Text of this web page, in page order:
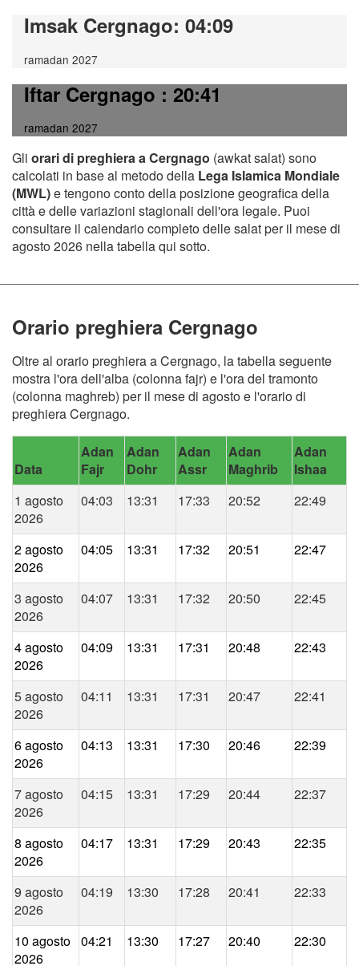
Imsak Cergnago: 04:09
ramadan 2027
Iftar Cergnago: 20:41
ramadan 2027
Gli orari di preghiera a Cergnago (awkat salat) sono
calcolati in base al metodo della Lega Islamica Mondiale
(MWL)e tengono conto della posizione geografica della
città e delle variazioni stagionali dell'ora legale. Puoi
consultare il calendario completo delle salat per il mese di
agosto 2026 nella tabella qui sotto.
Orario preghiera Cergnago
Oltre al orario preghiera a Cergnago, la tabella seguente
mostra l'ora dell'alba (colonna fajr) e l'ora del tramonto
(colonna maghreb) per il mese di agosto e l'orario di
preghiera Cergnago.
Data
Adan
Fajr
Adan
Dohr
Adan
Assr
Adan
Maghrib
Adan
Ishaa
1 agosto
2026
04:03 13:31 17:33 20:52 22:49
2 agosto
2026
04:05 13:31 17:32 20:51 22:47
3 agosto
2026
04:07 13:31 17:32 20:50 22:45
4 agosto
2026
04:09 13:31 17:31 20:48 22:43
5 agosto
2026
04:11 13:31 17:31 20:47 22:41
6 agosto
2026
04:13 13:31 17:30 20:46 22:39
7 agosto
2026
04:15 13:31 17:29 20:44 22:37
8 agosto
2026
04:17 13:31 17:29 20:43 22:35
9 agosto
2026
04:19 13:30 17:28 20:41 22:33
10 agosto
2026
04:21 13:30 17:27 20:40 22:30